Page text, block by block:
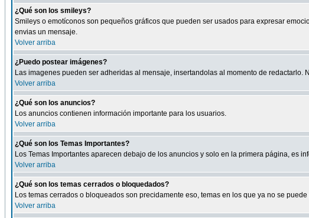
¿Qué son los smileys?
Smileys o emotíconos son pequeños gráficos que pueden ser usados para expresar
envias un mensaje.
Volver arriba
¿Puedo postear imágenes?
Las imagenes pueden ser adheridas al mensaje, insertandolas al momento de
Volver arriba
¿Qué son los anuncios?
Los anuncios contienen información importante para los usuarios.
Volver arriba
¿Qué son los Temas Importantes?
Los Temas Importantes aparecen debajo de los anuncios y solo en la primera página, es
Volver arriba
¿Qué son los temas cerrados o bloquedados?
Los temas cerrados o bloqueados son precidamente eso, temas en los que ya no se
Volver arriba